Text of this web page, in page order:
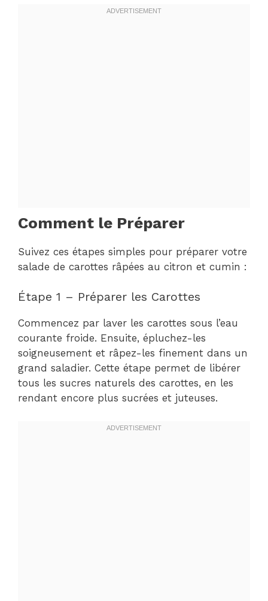
Comment le Préparer
Suivez ces étapes simples pour préparer votre
salade de carottes râpées au citron et cumin :
Étape 1 – Préparer les Carottes
Commencez par laver les carottes sous l’eau
courante froide. Ensuite, épluchez-les
soigneusement et râpez-les finement dans un
grand saladier. Cette étape permet de libérer
tous les sucres naturels des carottes, en les
rendant encore plus sucrées et juteuses.